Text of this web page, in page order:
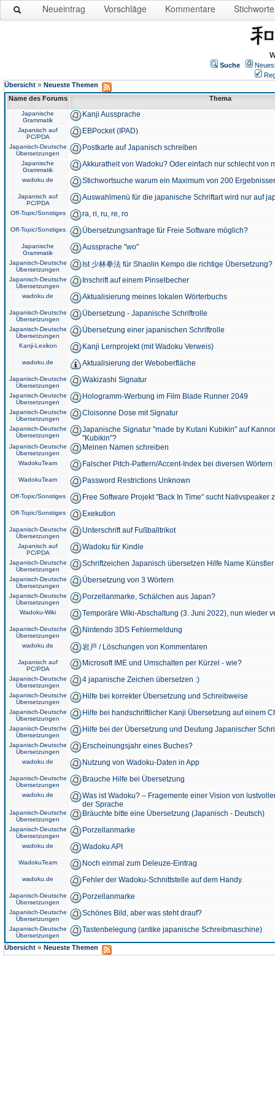
Neueintrag Vorschläge Kommentare Stichworte
Suche
Übersicht » Neueste Themen
Name des Forums
Thema
Japanische
Grammatik
Kanji Aussprache
Japanisch auf
PC/PDA
EBPocket (IPAD)
Japanisch-Deutsche
Übersetzungen
Postkarte auf Japanisch schreiben
Japanische
Grammatik
Akkuratheit von Wadoku? Oder einfach nur schlecht von
wadoku.de Stichwortsuche warum ein Maximum von 200
Japanisch auf
PC/PDA
Auswahlmenü für die japanische Schriftart wird nur auf
Off-Topic/Sonstiges ra, ri, ru, re, ro
Off-Topic/Sonstiges Übersetzungsanfrage für Freie Software möglich?
Japanische
Grammatik
Aussprache "wo"
Japanisch-Deutsche
Übersetzungen
Ist 少林拳法 für Shaolin Kempo die richtige Übersetzung?
Japanisch-Deutsche
Übersetzungen
Inschrift auf einem Pinselbecher
wadoku.de Aktualisierung meines lokalen Wörterbuchs
Japanisch-Deutsche
Übersetzungen
Übersetzung - Japanische Schriftrolle
Japanisch-Deutsche
Übersetzungen
Übersetzung einer japanischen Schriftrolle
Kanji-Lexikon Kanji Lernprojekt (mit Wadoku Verweis)
wadoku.de Aktualisierung der Weboberfläche
Japanisch-Deutsche
Übersetzungen
Wakizashi Signatur
Japanisch-Deutsche
Übersetzungen
Hologramm-Werbung im Film Blade Runner 2049
Japanisch-Deutsche
Übersetzungen
Cloisonne Dose mit Signatur
Japanisch-Deutsche
Übersetzungen
Japanische Signatur "made by Kutani Kubikin" auf
"Kubikin"?
Japanisch-Deutsche
Übersetzungen
Meinen Namen schreiben
WadokuTeam Falscher Pitch-Pattern/Accent-Index bei diversen
WadokuTeam Password Restrictions Unknown
Off-Topic/Sonstiges Free Software Projekt "Back In Time" sucht Nativspeaker
Off-Topic/Sonstiges Exekution
Japanisch-Deutsche
Übersetzungen
Unterschrift auf Fußballtrikot
Japanisch auf
PC/PDA
Wadoku für Kindle
Japanisch-Deutsche
Übersetzungen
Schriftzeichen Japanisch übersetzen Hilfe Name
Japanisch-Deutsche
Übersetzungen
Übersetzung von 3 Wörtern
Japanisch-Deutsche
Übersetzungen
Porzellanmarke, Schälchen aus Japan?
Wadoku-Wiki Temporäre Wiki-Abschaltung (3. Juni 2022), nun wieder
Japanisch-Deutsche
Übersetzungen
Nintendo 3DS Fehlermeldung
wadoku.de 岩戸 / Löschungen von Kommentaren
Japanisch auf
PC/PDA
Microsoft IME und Umschalten per Kürzel - wie?
Japanisch-Deutsche
Übersetzungen
4 japanische Zeichen übersetzen :)
Japanisch-Deutsche
Übersetzungen
Hilfe bei korrekter Übersetzung und Schreibweise
Japanisch-Deutsche
Übersetzungen
Hilfe bei handschriftlicher Kanji Übersetzung auf einem
Japanisch-Deutsche
Übersetzungen
Hilfe bei der Übersetzung und Deutung Japanischer
Japanisch-Deutsche
Übersetzungen
Erscheinungsjahr eines Buches?
wadoku.de Nutzung von Wadoku-Daten in App
Japanisch-Deutsche
Übersetzungen
Brauche Hilfe bei Übersetzung
wadoku.de
Was ist Wadoku? – Fragemente einer Vision von
der Sprache
Japanisch-Deutsche
Übersetzungen
Bräuchte bitte eine Übersetzung (Japanisch - Deutsch)
Japanisch-Deutsche
Übersetzungen
Porzellanmarke
wadoku.de Wadoku API
WadokuTeam Noch einmal zum Deleuze-Eintrag
wadoku.de Fehler der Wadoku-Schnittstelle auf dem Handy.
Japanisch-Deutsche
Übersetzungen
Porzellanmarke
Japanisch-Deutsche
Übersetzungen
Schönes Bild, aber was steht drauf?
Japanisch-Deutsche
Übersetzungen
Tastenbelegung (antike japanische Schreibmaschine)
Übersicht » Neueste Themen